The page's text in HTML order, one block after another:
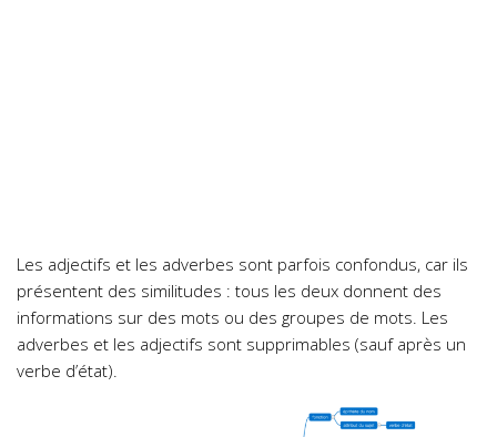
Les adjectifs et les adverbes sont parfois confondus, car ils
présentent des similitudes : tous les deux donnent des
informations sur des mots ou des groupes de mots. Les
adverbes et les adjectifs sont supprimables (sauf après un
verbe d’état).